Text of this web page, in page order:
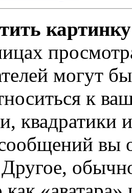
могут
к
вы